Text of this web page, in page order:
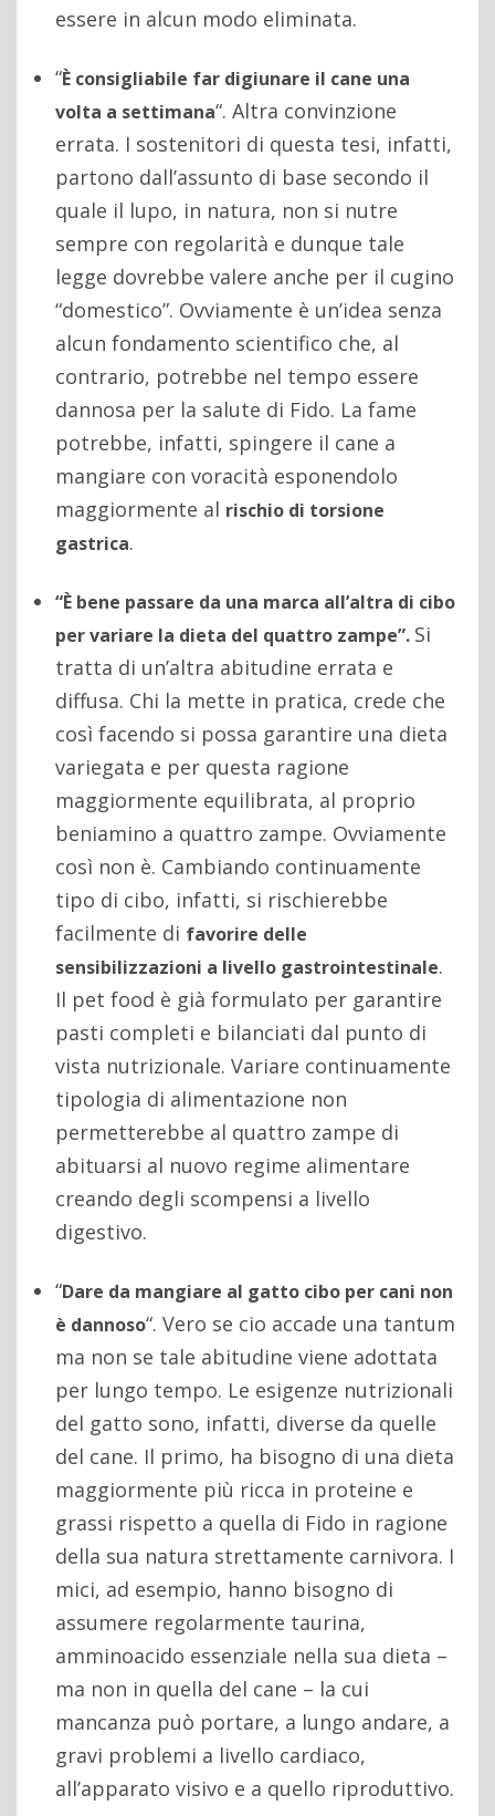
essere in alcun modo eliminata.
“È consigliabile far digiunare il cane una
volta a settimana“. Altra convinzione
errata. I sostenitori di questa tesi, infatti,
partono dall’assunto di base secondo il
quale il lupo, in natura, non si nutre
sempre con regolarità e dunque tale
legge dovrebbe valere anche per il cugino
“domestico”. Ovviamente è un’idea senza
alcun fondamento scientifico che, al
contrario, potrebbe nel tempo essere
dannosa per la salute di Fido. La fame
potrebbe, infatti, spingere il cane a
mangiare con voracità esponendolo
maggiormente al rischio di torsione
gastrica.
“È bene passare da una marca all’altra di cibo
per variare la dieta del quattro zampe”. Si
tratta di un’altra abitudine errata e
diffusa. Chi la mette in pratica, crede che
così facendo si possa garantire una dieta
variegata e per questa ragione
maggiormente equilibrata, al proprio
beniamino a quattro zampe. Ovviamente
così non è. Cambiando continuamente
tipo di cibo, infatti, si rischierebbe
facilmente di favorire delle
sensibilizzazioni a livello gastrointestinale.
Il pet food è già formulato per garantire
pasti completi e bilanciati dal punto di
vista nutrizionale. Variare continuamente
tipologia di alimentazione non
permetterebbe al quattro zampe di
abituarsi al nuovo regime alimentare
creando degli scompensi a livello
digestivo.
“Dare da mangiare al gatto cibo per cani non
è dannoso“. Vero se cio accade una tantum
ma non se tale abitudine viene adottata
per lungo tempo. Le esigenze nutrizionali
del gatto sono, infatti, diverse da quelle
del cane. Il primo, ha bisogno di una dieta
maggiormente più ricca in proteine e
grassi rispetto a quella di Fido in ragione
della sua natura strettamente carnivora. I
mici, ad esempio, hanno bisogno di
assumere regolarmente taurina,
amminoacido essenziale nella sua dieta –
ma non in quella del cane – la cui
mancanza può portare, a lungo andare, a
gravi problemi a livello cardiaco,
all’apparato visivo e a quello riproduttivo.